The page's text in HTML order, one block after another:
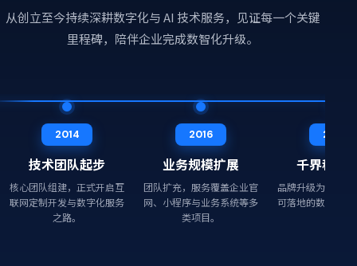
从创立至今持续深耕数字化与 AI 技术服务，见证每一个关键
里程碑，陪伴企业完成数智化升级。
2014
技术团队起步
核心团队组建，正式开启互
联网定制开发与数字化服务
之路。
2016
业务规模扩展
团队扩充，服务覆盖企业官
网、小程序与业务系统等多
类项目。
2018
千界科技
品牌升级为千界科
可落地的数字化解